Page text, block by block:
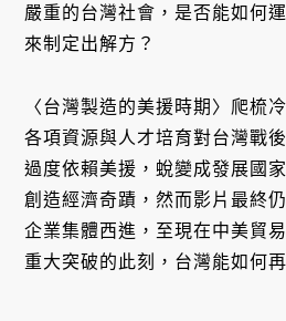
嚴重的台灣社會，是否能如何
來制定出解方？
〈台灣製造的美援時期〉爬梳
各項資源與人才培育對台灣戰
過度依賴美援，蛻變成發展國
創造經濟奇蹟，然而影片最終
企業集體西進，至現在中美貿
重大突破的此刻，台灣能如何